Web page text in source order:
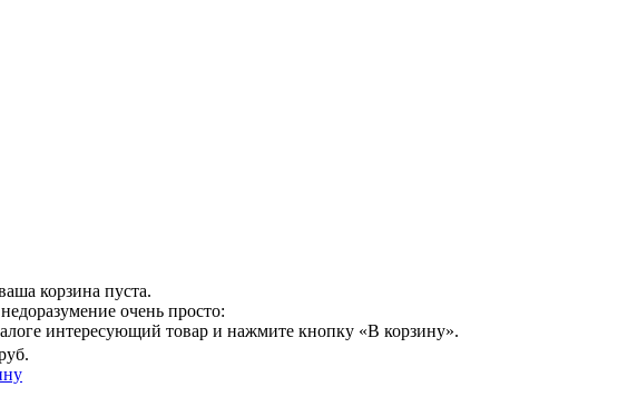
корзина пуста.
очень просто:
интересующий товар и нажмите кнопку «В корзину».